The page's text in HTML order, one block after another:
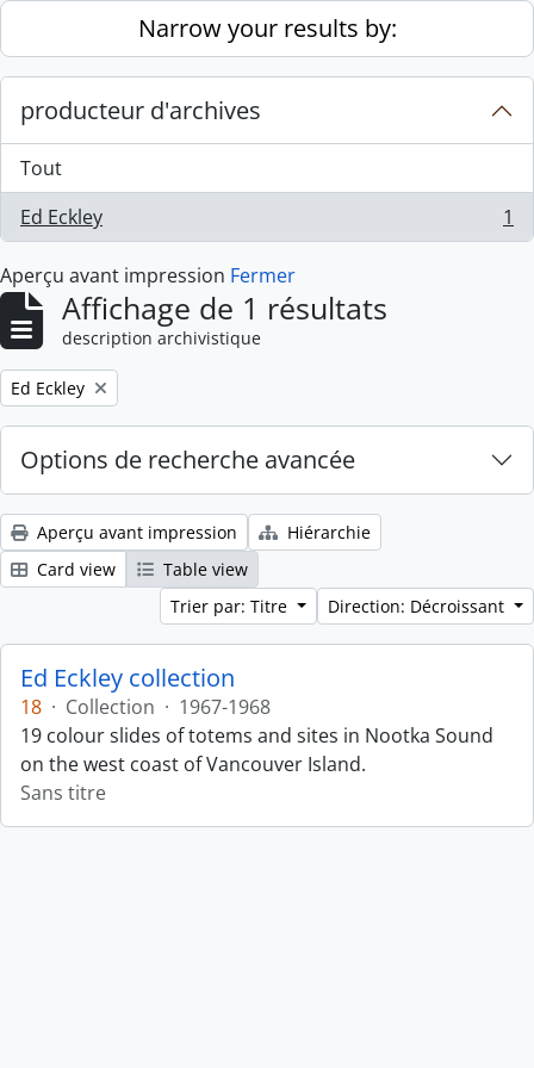
Skip to main contentNarrow your results by:
producteur d'archives
Tout
Ed Eckley
, 1 résultats 1
Aperçu avant impression Fermer
Affichage de 1 résultats
description archivistique
Remove filter:
Ed Eckley
Options de recherche avancée
Aperçu avant impression
Hiérarchie
Card view
Table view
Trier par: Titre
Direction: Décroissant
Ed Eckley collection
18 · Collection · 1967-1968
19 colour slides of totems and sites in Nootka Sound
on the west coast of Vancouver Island.
Sans titre